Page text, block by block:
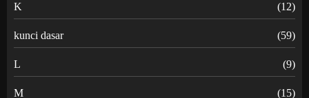
K (12)
kunci dasar (59)
L (9)
M (15)